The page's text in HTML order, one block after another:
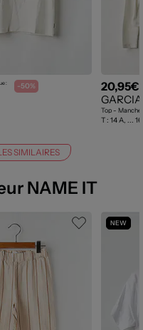
: -50% 20,95€
GARCIA
Top -
T : 14 A, ...
SIMILAIRES
NAME IT
NEW